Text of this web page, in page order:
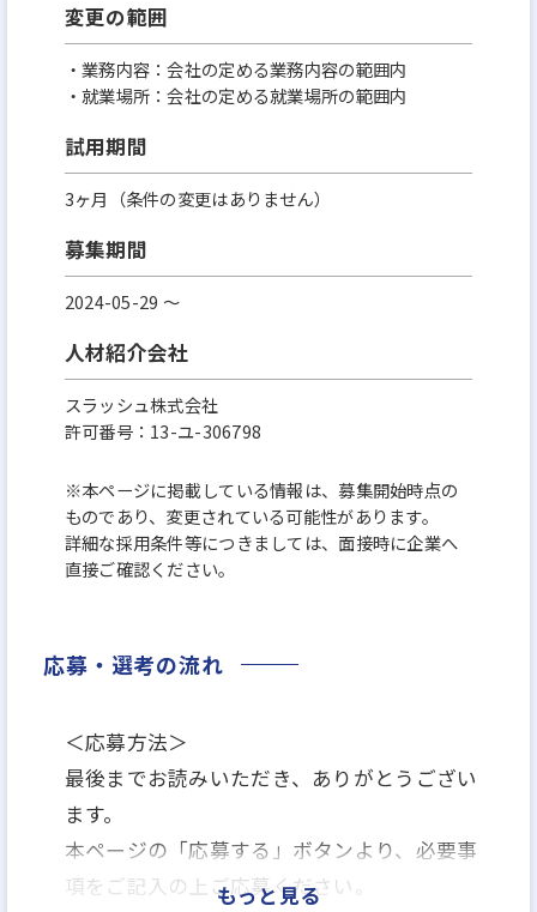
変更の範囲
・業務内容：会社の定める業務内容の範囲内
・就業場所：会社の定める就業場所の範囲内
試用期間
3ヶ月（条件の変更はありません）
募集期間
2024-05-29 〜
人材紹介会社
スラッシュ株式会社
許可番号：13-ユ-306798
※本ページに掲載している情報は、募集開始時点の
ものであり、変更されている可能性があります。
詳細な採用条件等につきましては、面接時に企業へ
直接ご確認ください。
応募・選考の流れ
＜応募方法＞
最後までお読みいただき、ありがとうござい
ます。
本ページの「応募する」ボタンより、必要事
項をご記入の上ご応募ください。
もっと見る